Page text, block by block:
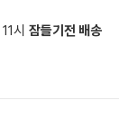
시 잠들기전 배송